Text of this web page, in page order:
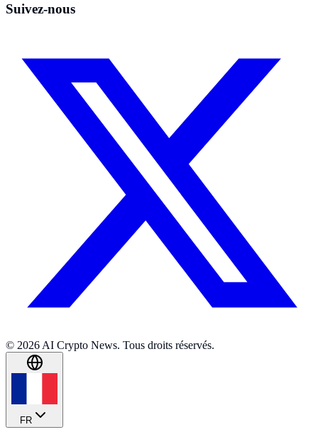
Suivez-nous
© 2026 AI Crypto News. Tous droits réservés.
FR